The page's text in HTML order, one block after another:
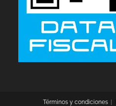
Términos y condiciones